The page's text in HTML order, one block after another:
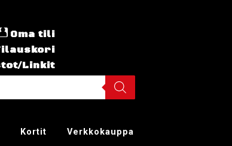
Oma tili
Linkit
Kortit Verkkokauppa